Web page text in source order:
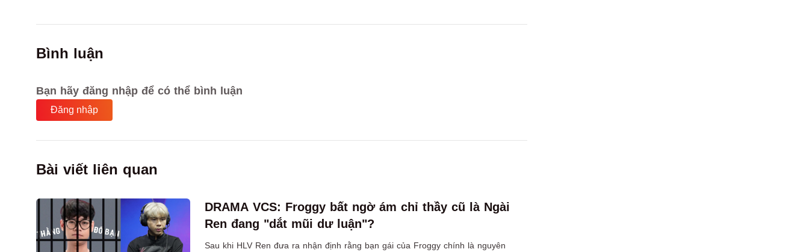
Bình luận
Bạn hãy đăng nhập để có thể bình luận
Đăng nhập
Bài viết liên quan
DRAMA VCS: Froggy bất ngờ ám chỉ thầy cũ là Ngài
Ren đang "dắt mũi dư luận"?
Sau khi HLV Ren đưa ra nhận định rằng bạn gái của Froggy chính là nguyên